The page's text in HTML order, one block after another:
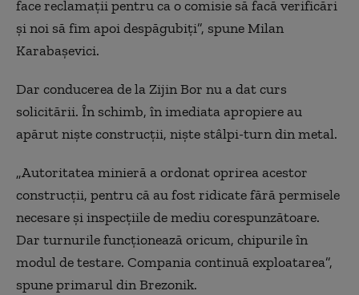
face reclamații pentru ca o comisie săfacă verificări
și noi să fim apoi despăgubiți”, spune Milan
Karabașevici.
Dar conducerea de la Zijin Bor nu a dat curs
solicitării. În schimb, în imediata apropiere au
apărut niște construcții, niște stâlpi-turn din metal.
„Autoritatea minieră a ordonat oprirea acestor
construcții, pentru că au fost ridicate fără permisele
necesare și inspecțiile de mediu corespunzătoare.
Dar turnurile funcționează oricum, chipurile în
modul de testare. Compania continuă exploatarea”,
spune primarul din Brezonik.